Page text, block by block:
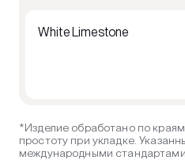
White Limestone
*Изделие обработано по
простоту при укладке.
международными стандартами.